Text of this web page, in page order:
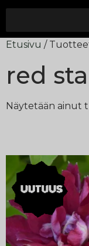
Etusivu /
red
Näytetään ainut